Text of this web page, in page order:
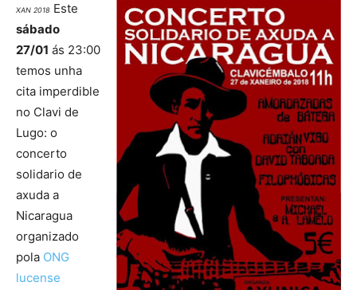
XAN 2018 Este
sábado
27/01 ás 23:00
temos unha
cita imperdible
no Clavi de
Lugo: o
concerto
solidario de
axuda a
Nicaragua
organizado
pola ONG
lucense